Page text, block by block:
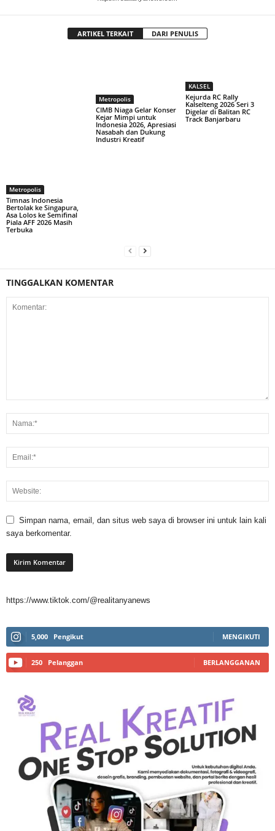
ARTIKEL TERKAIT DARI PENULIS
Metropolis
Timnas Indonesia
Bertolak ke Singapura,
Asa Lolos ke Semifinal
Piala AFF 2026 Masih
Terbuka
Metropolis
CIMB Niaga Gelar Konser
Kejar Mimpi untuk
Indonesia 2026, Apresiasi
Nasabah dan Dukung
Industri Kreatif
KALSEL
Kejurda RC Rally
Kalselteng 2026 Seri 3
Digelar di Balitan RC
Track Banjarbaru
TINGGALKAN KOMENTAR
Simpan nama, email, dan situs web saya di browser ini untuk lain kali
saya berkomentar.
https://www.tiktok.com/@realitanyanews
5,000 Pengikut MENGIKUTI
250 Pelanggan BERLANGGANAN